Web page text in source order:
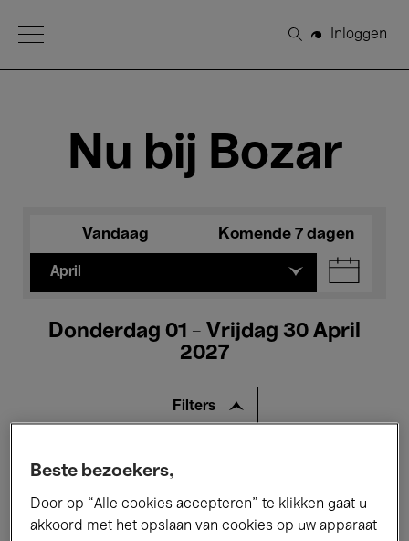
Open Menu
Zoeken
Inloggen
Nu bij Bozar
Vandaag Komende 7 dagen
April
Donderdag 01 - Vrijdag 30 April
2027
Filters
Alle evenementen
Tentoonstellingen Films
Beste bezoekers,
Door op “Alle cookies accepteren” te klikken gaat u
akkoord met het opslaan van cookies op uw apparaat